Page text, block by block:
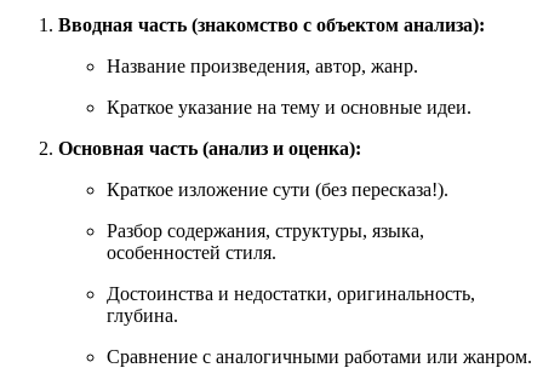
Вводная часть (знакомство с объектом анализа):
Название произведения, автор, жанр.
Краткое указание на тему и основные идеи.
Основная часть (анализ и оценка):
Краткое изложение сути (без пересказа!).
Разбор содержания, структуры, языка,
особенностей стиля.
Достоинства и недостатки, оригинальность,
глубина.
Сравнение с аналогичными работами или жанром.